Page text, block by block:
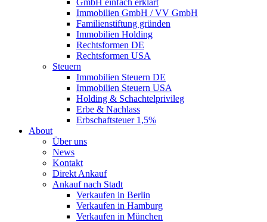
Immobilien GmbH / VV GmbH
Familienstiftung gründen
Immobilien Holding
Rechtsformen DE
Rechtsformen USA
Steuern
Immobilien Steuern DE
Immobilien Steuern USA
Holding & Schachtelprivileg
Erbe & Nachlass
Erbschaftsteuer 1,5%
About
Über uns
News
Kontakt
Direkt Ankauf
Ankauf nach Stadt
Verkaufen in Berlin
Verkaufen in Hamburg
Verkaufen in München